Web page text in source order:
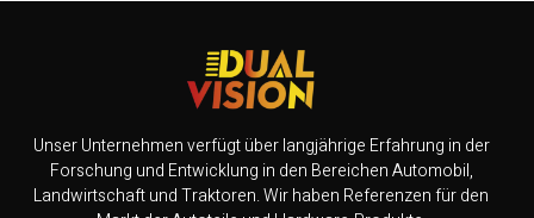
Unser Unternehmen verfügt über langjährige Erfahrung in der
Forschung und Entwicklung in den Bereichen Automobil,
Landwirtschaft und Traktoren. Wir haben Referenzen für den